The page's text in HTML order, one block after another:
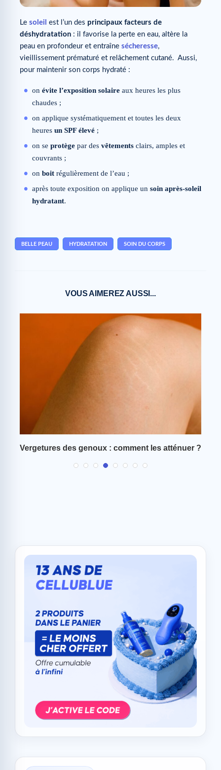
Le soleil est l’un des principaux facteurs de
déshydratation : il favorise la perte en eau, altère la
peau en profondeur et entraîne sécheresse,
vieillissement prématuré et relâchement cutané. Aussi,
pour maintenir son corps hydraté :
on évite l’exposition solaire aux heures les plus
chaudes ;
on applique systématiquement et toutes les deux
heures un SPF élevé ;
on se protège par des vêtements clairs, amples et
couvrants ;
on boit régulièrement de l’eau ;
après toute exposition on applique un soin après-soleil
hydratant.
BELLE PEAU HYDRATATION SOIN DU CORPS
VOUS AIMEREZ AUSSI...
Vergetures des genoux : comment les atténuer ?